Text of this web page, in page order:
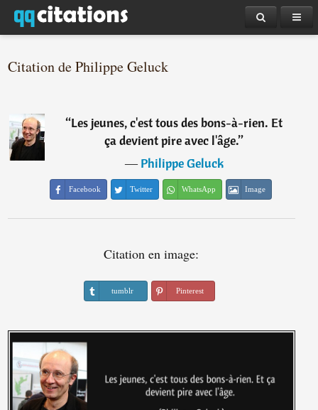
Citation de Philippe Geluck
“Les jeunes, c'est tous des bons-à-rien. Et
ça devient pire avec l'âge.”
―Philippe Geluck
Facebook Twitter WhatsApp Image
Citation en image:
tumblr Pinterest